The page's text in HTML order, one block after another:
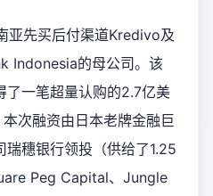
先买后付渠道Kredivo及
Indonesia的母公司。该
了一笔超量认购的2.7亿美
次融资由日本老牌金融巨
穗银行领投（供给了1.25
Peg Capital、Jungle